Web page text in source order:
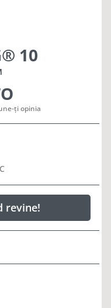
10
ți opinia
revine!